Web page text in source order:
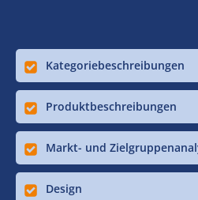
Kategoriebeschreibungen
Produktbeschreibungen
Markt- und
Design